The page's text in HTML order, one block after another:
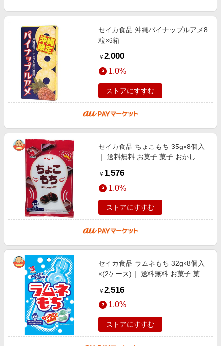
セイカ食品 沖縄パイナップルアメ8
粒×6箱
￥ 2,000
1.0%
ストアにすすむ
セイカ食品 ちょこもち 35g×8個入
｜ 送料無料 お菓子 菓子 おかし も
￥ 1,576
1.0%
ストアにすすむ
セイカ食品 ラムネもち 32g×8個入
×(2ケース)｜ 送料無料 お菓子 菓子
￥ 2,516
1.0%
ストアにすすむ